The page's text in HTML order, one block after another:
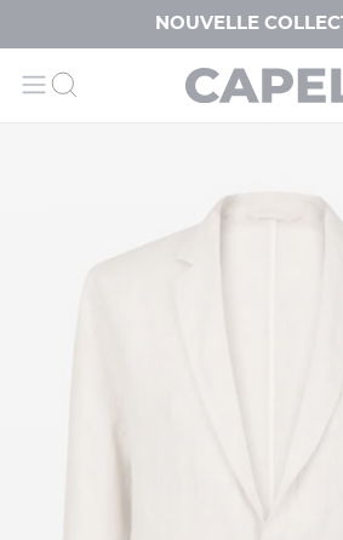
NOUVELLE